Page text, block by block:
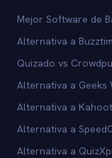
Mejor Software de
Alternativa a
Quizado vs
Alternativa a Geeks
Alternativa a
Alternativa a
Alternativa a